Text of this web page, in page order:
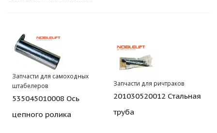
Запчасти для самоходных
штабелеров
535045010008 Ось
цепного ролика
Запчасти для ричтраков
201030520012 Стальная
труба